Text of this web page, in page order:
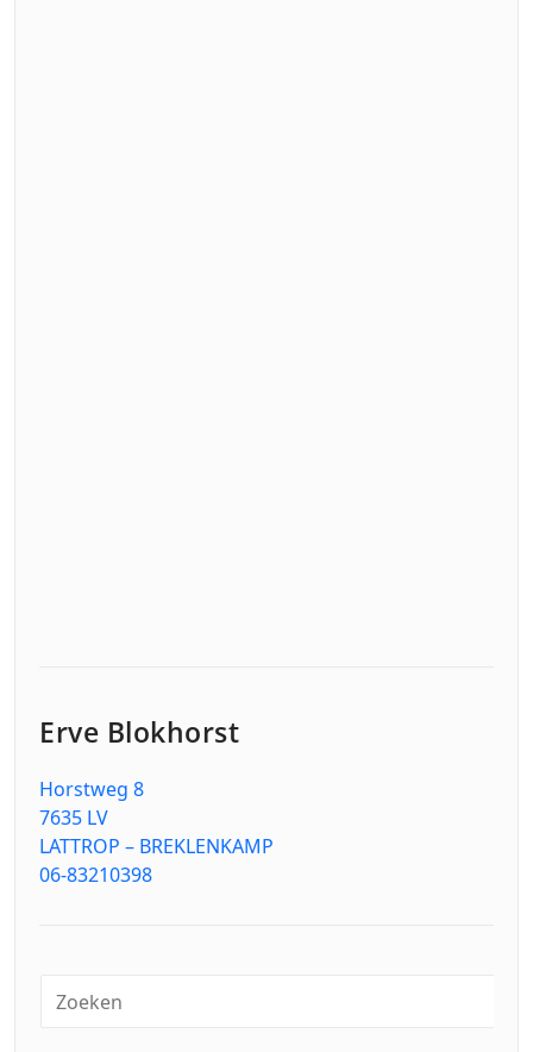
Erve Blokhorst
Horstweg 8
7635 LV
LATTROP – BREKLENKAMP
06-83210398